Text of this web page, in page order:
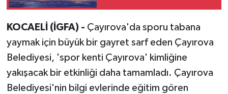
KOCAELİ (İGFA) - Çayırova'da sporu tabana
yaymak için büyük bir gayret sarf eden Çayırova
Belediyesi, 'spor kenti Çayırova' kimliğine
yakışacak bir etkinliği daha tamamladı. Çayırova
Belediyesi'nin bilgi evlerinde eğitim gören